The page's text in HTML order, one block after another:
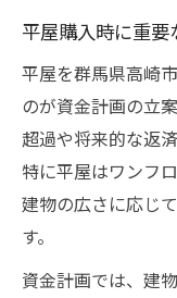
平屋購入時に重
平屋を群馬県高崎
のが資金計画の立
超過や将来的な返
特に平屋はワンフ
建物の広さに応じ
す。
資金計画では、建